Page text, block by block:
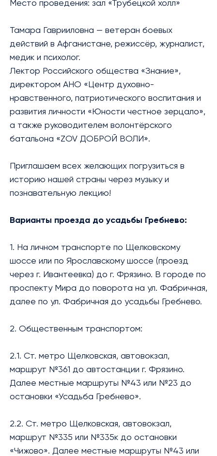
Место проведения: зал «Трубецкой холл»
Тамара Гаврииловна — ветеран боевых
действий в Афганистане, режиссёр, журналист,
медик и психолог.
Лектор Российского общества «Знание»,
директором АНО «Центр духовно-
нравственного, патриотического воспитания и
развития личности «Юности честное зерцало»,
а также руководителем волонтёрского
батальона «ZOV ДОБРОЙ ВОЛИ».
Приглашаем всех желающих погрузиться в
историю нашей страны через музыку и
познавательную лекцию!
Варианты проезда до усадьбы Гребнево:
1. На личном транспорте по Щелковскому
шоссе или по Ярославскому шоссе (проезд
через г. Ивантеевка) до г. Фрязино. В городе по
проспекту Мира до поворота на ул. Фабричная,
далее по ул. Фабричная до усадьбы Гребнево.
2. Общественным транспортом:
2.1. Ст. метро Щелковская, автовокзал,
маршрут №361 до автостанции г. Фрязино.
Далее местные маршруты №43 или №23 до
остановки «Усадьба Гребнево».
2.2. Ст. метро Щелковская, автовокзал,
маршрут №335 или №335к до остановки
«Чижово». Далее местные маршруты №43 или